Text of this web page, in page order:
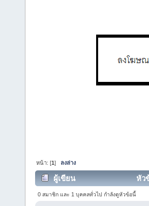
หน้า: [1] ลงล่าง
ผู้เขียน หัว
0 สมาชิก และ 1 บุคคลทั่วไป กำลังดูหัวข้อนี้